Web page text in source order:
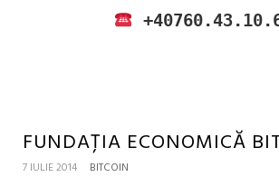
BITCOIN ROMANIA
CUMPARA SI VINDE
FUNDAȚIA ECONOMICĂ
7 IULIE 2014 BITCOIN